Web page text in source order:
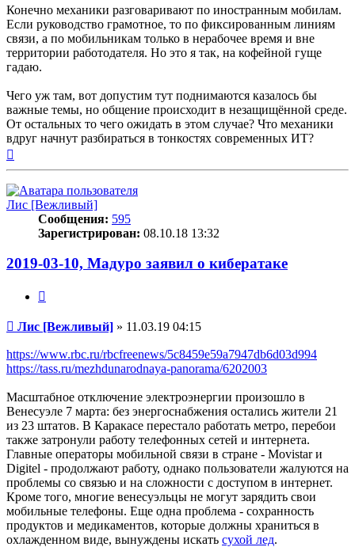
Конечно механики разговаривают по иностранным мобилам.
Если руководство грамотное, то по фиксированным линиям
связи, а по мобильникам только в нерабочее время и вне
территории работодателя. Но это я так, на кофейной гуще
гадаю.
Чего уж там, вот допустим тут поднимаются казалось бы
важные темы, но общение происходит в незащищённой среде.
От остальных то чего ожидать в этом случае? Что механики
вдруг начнут разбираться в тонкостях современных ИТ?
Лис [Вежливый]
Сообщения: 595
Зарегистрирован: 08.10.18 13:32
2019-03-10, Мадуро заявил о кибератаке
Сообщение
Лис [Вежливый] » 11.03.19 04:15
https://www.rbc.ru/rbcfreenews/5c8459e59a7947db6d03d994
https://tass.ru/mezhdunarodnaya-panorama/6202003
Масштабное отключение электроэнергии произошло в
Венесуэле 7 марта: без энергоснабжения остались жители 21
из 23 штатов. В Каракасе перестало работать метро, перебои
также затронули работу телефонных сетей и интернета.
Главные операторы мобильной связи в стране - Movistar и
Digitel - продолжают работу, однако пользователи жалуются на
проблемы со связью и на сложности с доступом в интернет.
Кроме того, многие венесуэльцы не могут зарядить свои
мобильные телефоны. Еще одна проблема - сохранность
продуктов и медикаментов, которые должны храниться в
охлажденном виде, вынуждены искать сухой лед.